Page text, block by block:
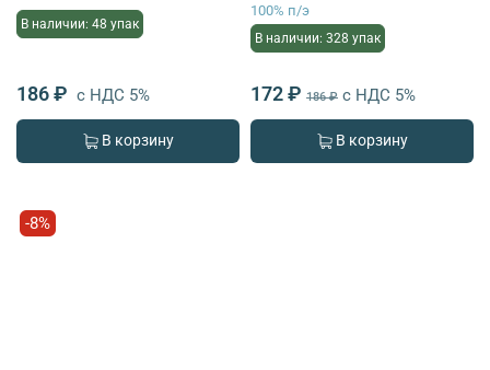
В наличии: 48 упак
186 ₽ с НДС 5%
В корзину
100% п/э
В наличии: 328 упак
172 ₽ 186 ₽ с НДС 5%
В корзину
-8%